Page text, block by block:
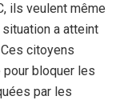
ils veulent même
a atteint
citoyens
bloquer les
par les